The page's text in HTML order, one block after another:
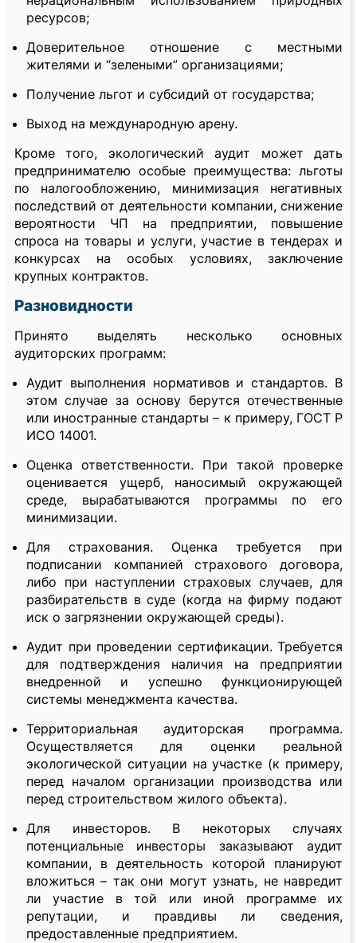
ресурсов;
Доверительное отношение с местными
жителями и “зелеными” организациями;
Получение льгот и субсидий от государства;
Выход на международную арену.
Кроме того, экологический аудит может дать
предпринимателю особые преимущества: льготы
по налогообложению, минимизация негативных
последствий от деятельности компании, снижение
вероятности ЧП на предприятии, повышение
спроса на товары и услуги, участие в тендерах и
конкурсах на особых условиях, заключение
крупных контрактов.
Разновидности
Принято выделять несколько основных
аудиторских программ:
Аудит выполнения нормативов и стандартов. В
этом случае за основу берутся отечественные
или иностранные стандарты – к примеру, ГОСТ Р
ИСО 14001.
Оценка ответственности. При такой проверке
оценивается ущерб, наносимый окружающей
среде, вырабатываются программы по его
минимизации.
Для страхования. Оценка требуется при
подписании компанией страхового договора,
либо при наступлении страховых случаев, для
разбирательств в суде (когда на фирму подают
иск о загрязнении окружающей среды).
Аудит при проведении сертификации. Требуется
для подтверждения наличия на предприятии
внедренной и успешно функционирующей
системы менеджмента качества.
Территориальная аудиторская программа.
Осуществляется для оценки реальной
экологической ситуации на участке (к примеру,
перед началом организации производства или
перед строительством жилого объекта).
Для инвесторов. В некоторых случаях
потенциальные инвесторы заказывают аудит
компании, в деятельность которой планируют
вложиться – так они могут узнать, не навредит
ли участие в той или иной программе их
репутации, и правдивы ли сведения,
предоставленные предприятием.